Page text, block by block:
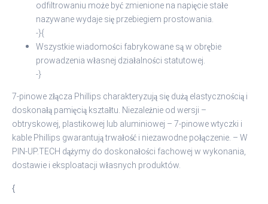
odfiltrowaniu może być zmienione na napięcie stałe
nazywane wydaje się przebiegiem prostowania.
-}{
Wszystkie wiadomości fabrykowane są w obrębie
prowadzenia własnej działalności statutowej.
-}
7-pinowe złącza Phillips charakteryzują się dużą elastycznością i
doskonałą pamięcią kształtu. Niezależnie od wersji –
obtryskowej, plastikowej lub aluminiowej – 7-pinowe wtyczki i
kable Phillips gwarantują trwałość i niezawodne połączenie. – W
PIN-UP.TECH dążymy do doskonałości fachowej w wykonania,
dostawie i eksploatacji własnych produktów.
{